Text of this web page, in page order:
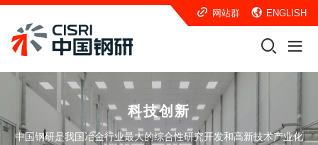
网站群 ENGLISH
科技创新
中国钢研是我国冶金行业最大的综合性研究开发和高新技术产业化